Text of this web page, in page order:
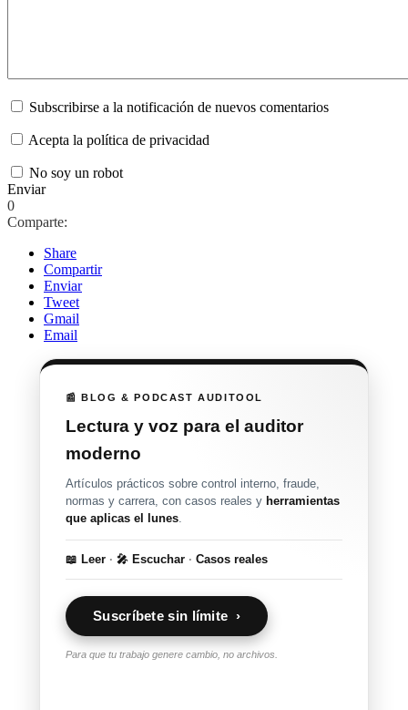
Subscribirse a la notificación de nuevos comentarios
Acepta la política de privacidad
No soy un robot
Enviar
0
Comparte:
Share
Compartir
Enviar
Tweet
Gmail
Email
📰 BLOG & PODCAST AUDITOOL
Lectura y voz para el auditor
moderno
Artículos prácticos sobre control interno, fraude,
normas y carrera, con casos reales y herramientas
que aplicas el lunes.
📖 Leer · 🎤 Escuchar · Casos reales
Suscríbete sin límite ›
Para que tu trabajo genere cambio, no archivos.